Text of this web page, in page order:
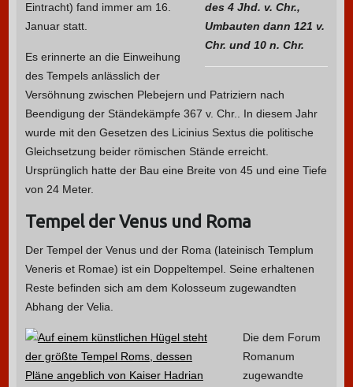
des 4 Jhd. v. Chr.,
Umbauten dann 121 v.
Chr. und 10 n. Chr.
Eintracht) fand immer am 16.
Januar statt.
Es erinnerte an die Einweihung
des Tempels anlässlich der
Versöhnung zwischen Plebejern und Patriziern nach
Beendigung der Ständekämpfe 367 v. Chr.. In diesem Jahr
wurde mit den Gesetzen des Licinius Sextus die politische
Gleichsetzung beider römischen Stände erreicht.
Ursprünglich hatte der Bau eine Breite von 45 und eine Tiefe
von 24 Meter.
Tempel der Venus und Roma
Der Tempel der Venus und der Roma (lateinisch Templum
Veneris et Romae) ist ein Doppeltempel. Seine erhaltenen
Reste befinden sich am dem Kolosseum zugewandten
Abhang der Velia.
Die dem Forum
Romanum
zugewandte